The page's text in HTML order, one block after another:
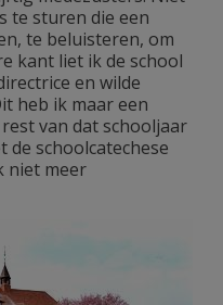
te sturen die een
te beluisteren, om
kant liet ik de school
en wilde
heb ik maar een
van dat schooljaar
schoolcatechese
niet meer